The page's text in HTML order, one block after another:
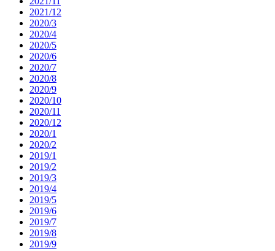
2021/12
2020/3
2020/4
2020/5
2020/6
2020/7
2020/8
2020/9
2020/10
2020/11
2020/12
2020/1
2020/2
2019/1
2019/2
2019/3
2019/4
2019/5
2019/6
2019/7
2019/8
2019/9